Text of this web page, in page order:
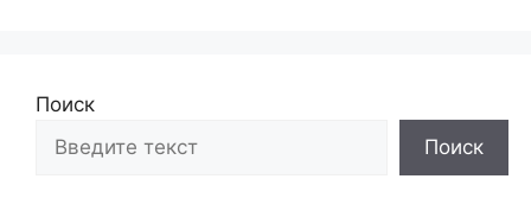
Поиск
Поиск